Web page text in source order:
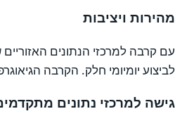
מהירות ויציבות
עם קרבה למרכזי הנתונים
לביצוע יומיומי חלק. הקרבה
גישה למרכזי נתונים